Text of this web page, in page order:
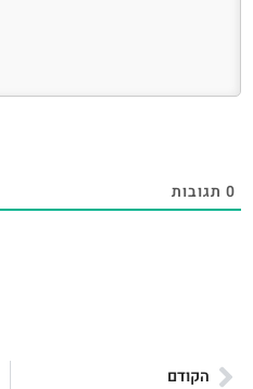
0 תגובות
הקודם